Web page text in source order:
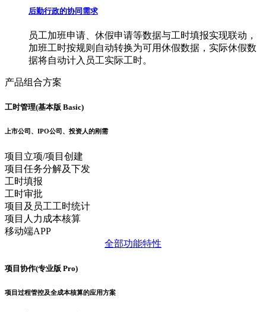
后勤行政的协同需求
员工加班申请、休假申请等数据与工时填报实现联动，
加班工时按规则自动转换为可用休假数据，实际休假数
据将自动计入员工实际工时。
产品组合方案
工时管理(基本版 Basic)
上市公司、IPO公司、投资人的刚需
项目立项/项目创建
项目任务分解及下发
工时填报
工时审批
项目及员工工时统计
项目人力成本核算
移动端APP
全部功能特性
项目协作(专业版 Pro)
项目过程管控及全成本核算的应用方案